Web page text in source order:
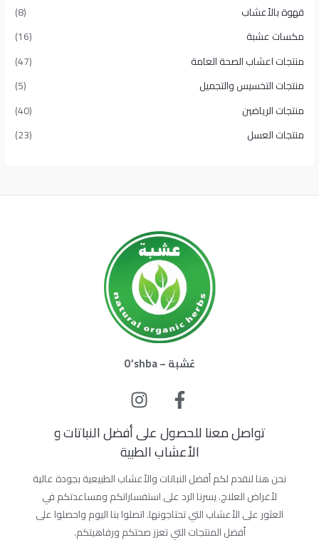
قهوة بالأعشاب
(8)
مكسات عشبة
(16)
منتجات اعشاب الصحة العامة
(47)
منتجات التخسيس والتجميل
(5)
منتجات الرياضين
(40)
منتجات العسل
(23)
عُشبة – O’shba
تواصل معنا للحصول على أفضل النباتات و
الأعشاب الطبية
نحن هنا لنقدم لكم أفضل النباتات والأعشاب الطبيعية بجودة عالية
لأغراض العلاج. يسرنا الرد على استفساراتكم ومساعدتكم في
العثور على الأعشاب التي تحتاجونها. اتصلوا بنا اليوم واحصلوا على
أفضل المنتجات التي تعزز صحتكم ورفاهيتكم.